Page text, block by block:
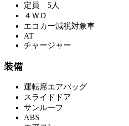
定員 5人
４ＷＤ
エコカー減税対象車
AT
チャージャー
装備
運転席エアバッグ
スライドドア
サンルーフ
ABS